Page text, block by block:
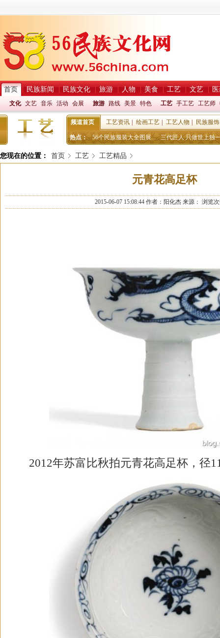
首页 民族新闻 民族文化 旅游 人物 美食 工艺 文艺
文化 文艺 音乐 活动 会展 旅游 路线 美景 特色 工艺 手工艺 工艺师
频道首页 工艺资讯 绘画工艺 工艺人物 民族服饰
热点： 56个民族服装大全图展... 三代匠人 只做世上独
您现在的位置： 首页 工艺 工艺精品
元青花高足杯
2015-06-07 15:08:44作者： 阳化杰来源： 浏览
2012年苏富比秋拍元青花高足杯，径